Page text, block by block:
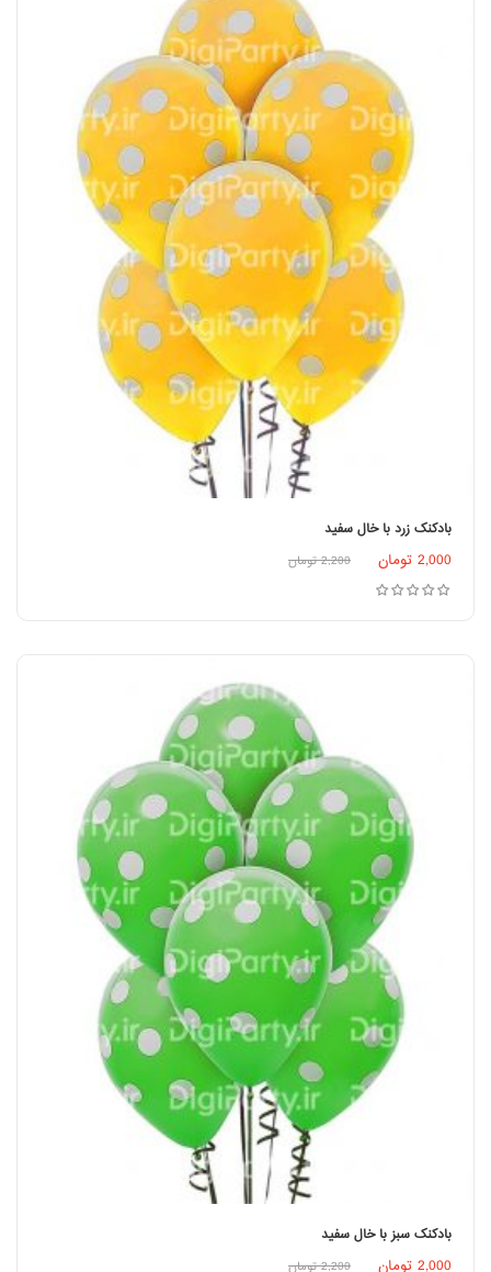
افزودن به سبد خرید
بادکنک زرد با خال سفید
2,000 تومان 2,200 تومان
بادکنک سبز با خال سفید
2,000 تومان 2,200 تومان